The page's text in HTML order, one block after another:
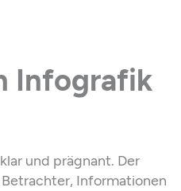
Infografik
und prägnant. Der
Informationen